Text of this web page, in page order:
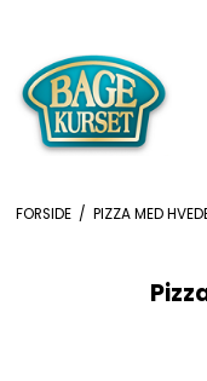
FORSIDE / PIZZA MED